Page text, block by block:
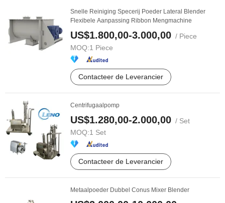
Snelle Reiniging Specerij Poeder Lateral Blender
Flexibele Aanpassing Ribbon Mengmachine
US$1.800,00-3.000,00 / Piece
MOQ:1 Piece
Contacteer de Leverancier
Centrifugaalpomp
US$1.280,00-2.000,00 / Set
MOQ:1 Set
Contacteer de Leverancier
Metaalpoeder Dubbel Conus Mixer Blender